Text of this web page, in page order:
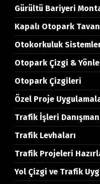
Gürültü Bariyeri
Kapalı Otopark
Otokorkuluk
Otopark Çizgi &
Otopark Çizgileri
Özel Proje
Trafik İşleri
Trafik Levhaları
Trafik Projeleri
Yol Çizgi ve Trafik